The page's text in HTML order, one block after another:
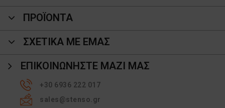
ΠΡΟΪΌΝΤΑ
ΣΧΕΤΙΚΑ ΜΕ ΕΜΑΣ
ΕΠΙΚΟΙΝΩΝΉΣΤΕ ΜΑΖΊ ΜΑΣ
+30 6936 222 017
sales@stenso.gr